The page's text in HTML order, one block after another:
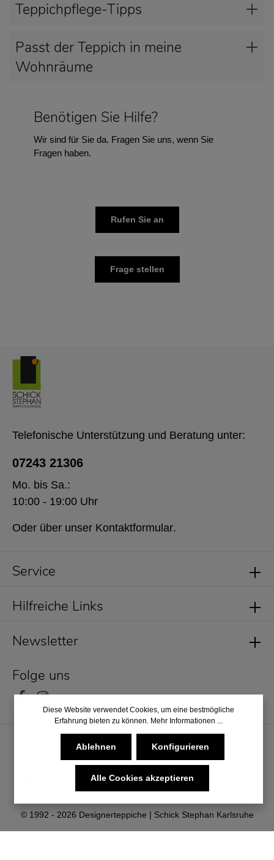
Teppichpflege-Tipps
Passt der Teppich in meine
Wohnräume
Benötigen Sie Hilfe?
Wir sind für Sie da. Fragen Sie uns, wenn Sie
Fragen haben.
Rufen Sie an
Frage stellen
Service
Newsletter
Folge uns
Telefonische Unterstützung und Beratung unter:
07243 21306
Mo. bis Sa.:
10:00 - 19:00 Uhr
Oder über unser Kontaktformular.
Hilfreiche Links
© 1992 - 2026 Designerteppiche | Schick Stephan Karlsruhe
* Alle Preise inkl. gesetzl. Mehrwertsteuer zzgl.
und ggf. Nachnahmegebühren, wenn nicht anders angegeben.
Diese Website verwendet Cookies, um eine bestmögliche
Erfahrung bieten zu können. Mehr Informationen ...
Ablehnen Konfigurieren
Alle Cookies akzeptieren